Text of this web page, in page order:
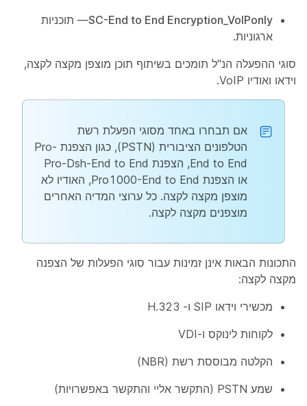
SC-End to End Encryption_VoIPonly— תוכניות
ארגוניות.
סוגי ההפעלה הנ"ל תומכים בשיתוף תוכן מוצפן מקצה לקצה,
וידאו ואודיו VoIP.
אם תבחרו באחד מסוגי הפעלת רשת
הטלפונים הציבורית (PSTN), כגון הצפנת Pro-
End to End, הצפנת Pro-Dsh-End to End
או הצפנת Pro1000-End to End, האודיו לא
מוצפן מקצה לקצה. כל ערוצי המדיה האחרים
מוצפנים מקצה לקצה.
התכונות הבאות אינן זמינות עבור סוגי הפעלות של הצפנה
מקצה לקצה:
מכשירי וידאו SIP ו- H.323
לקוחות לינוקס ו-VDI
הקלטה מבוססת רשת (NBR)
שמע PSTN (התקשר אליי והתקשר באפשרויות)